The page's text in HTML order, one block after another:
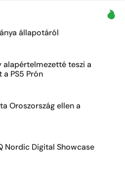
állapotáról
alapértelmezetté teszi a
PS5 Prón
Oroszország ellen a
Nordic Digital Showcase